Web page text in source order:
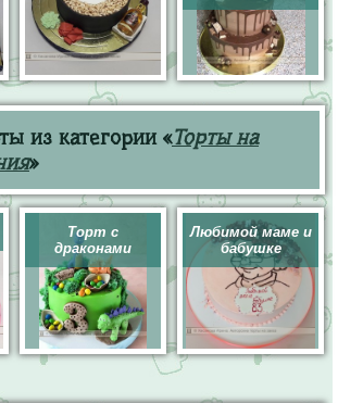
из категории «Торты на
»
Торт с
драконами
Любимой маме и
бабушке